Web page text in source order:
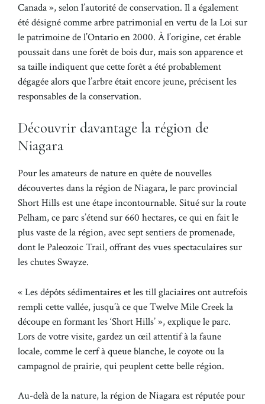
Canada », selon l’autorité de conservation. Il a également
été désigné comme arbre patrimonial en vertu de la Loi sur
le patrimoine de l’Ontario en 2000. À l’origine, cet érable
poussait dans une forêt de bois dur, mais son apparence et
sa taille indiquent que cette forêt a été probablement
dégagée alors que l’arbre était encore jeune, précisent les
responsables de la conservation.
Découvrir davantage la région de
Niagara
Pour les amateurs de nature en quête de nouvelles
découvertes dans la région de Niagara, le parc provincial
Short Hills est une étape incontournable. Situé sur la route
Pelham, ce parc s’étend sur 660 hectares, ce qui en fait le
plus vaste de la région, avec sept sentiers de promenade,
dont le Paleozoic Trail, offrant des vues spectaculaires sur
les chutes Swayze.
« Les dépôts sédimentaires et les till glaciaires ont autrefois
rempli cette vallée, jusqu’à ce que Twelve Mile Creek la
découpe en formant les ‘Short Hills’ », explique le parc.
Lors de votre visite, gardez un œil attentif à la faune
locale, comme le cerf à queue blanche, le coyote ou la
campagnol de prairie, qui peuplent cette belle région.
Au-delà de la nature, la région de Niagara est réputée pour